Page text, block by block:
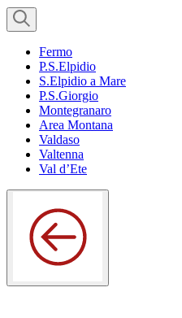
Fermo
P.S.Elpidio
S.Elpidio a Mare
P.S.Giorgio
Montegranaro
Area Montana
Valdaso
Valtenna
Val d’Ete